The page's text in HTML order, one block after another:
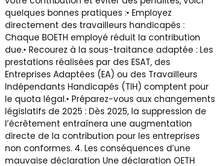
quelques bonnes pratiques :• Employez
directement des travailleurs handicapés :
Chaque BOETH employé réduit la contribution
due.• Recourez à la sous-traitance adaptée : Les
prestations réalisées par des ESAT, des
Entreprises Adaptées (EA) ou des Travailleurs
Indépendants Handicapés (TIH) comptent pour
le quota légal.• Préparez-vous aux changements
législatifs de 2025 : Dès 2025, la suppression de
l’écrêtement entraînera une augmentation
directe de la contribution pour les entreprises
non conformes. 4.⁠ ⁠Les conséquences d’une
mauvaise déclaration Une déclaration OETH